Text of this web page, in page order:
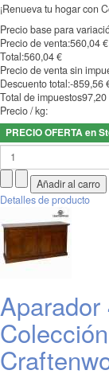
¡Renueva tu hogar con
Precio base para
Precio de venta:560,04 €
Total:560,04 €
Precio de venta sin
Descuento total:-859,56
Total de impuestos97,20
Precio / kg:
PRECIO OFERTA en
Detalles de producto